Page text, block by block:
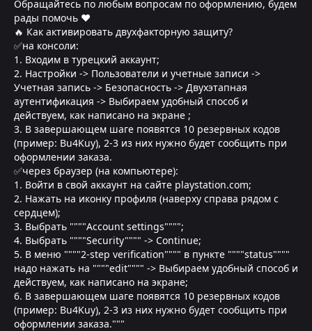
Обращайтесь по любым вопросам по оформлению, будем
рады помочь ❤
🔥 Как активировать двухфакторную защиту?
✅на консоли:
1. Входим в турецкий аккаунт;
2. Настройки -> Пользователи и учетные записи ->
Учетная запись -> Безопасность -> Двухэтапная
аутентификация -> Выбираем удобный способ и
действуем, как написано на экране ;
3. В завершающем шаге появятся 10 резервных кодов
(пример: Bu4Kuy), 2-3 из них нужно будет сообщить при
оформлении заказа.
✅через браузер (на компьютере):
1. Войти в свой аккаунт на сайте playstation.com;
2. Нажать на иконку профиля (наверху справа рядом с
сердцем);
3. Выбрать """"Account settings"""";
4. Выбрать """"Security"""" -> Continue;
5. В меню """"2-step verification"""" в пункте """"status""""
надо нажать на """"edit"""" -> Выбираем удобный способ и
действуем, как написано на экране;
6. В завершающем шаге появятся 10 резервных кодов
(пример: Bu4Kuy), 2-3 из них нужно будет сообщить при
оформлении заказа."""